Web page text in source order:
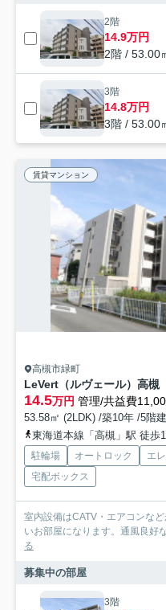
2階
14.9万円
2階 / 53.00
3階
14.8万円
3階 / 53.00
賃貸マンション
高槻市緑町
LeVert（ルヴェール）高槻
14.5万円 管理/共益費
53.58㎡ (2LDK) /築10年 /5階建
東海道本線「高槻」駅 徒歩
駐輪場 オートロック エ
宅配ボックス
室内設備はCATV・エアコンな
いお部屋になります。通風良好
る
募集中の部屋
3階